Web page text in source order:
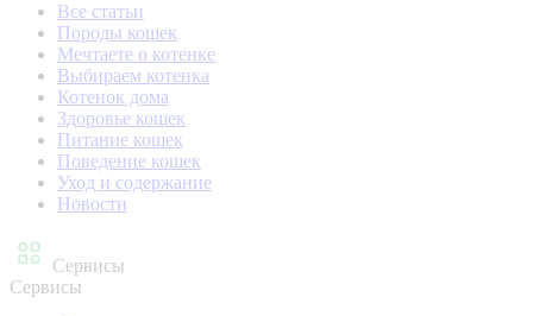
Все статьи
Породы кошек
Мечтаете о котенке
Выбираем котенка
Котенок дома
Здоровье кошек
Питание кошек
Поведение кошек
Уход и содержание
Новости
Сервисы
Сервисы